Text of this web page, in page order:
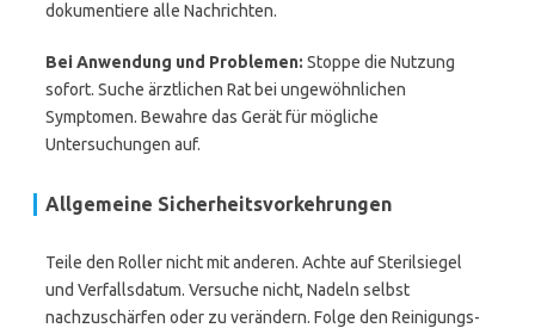
dokumentiere alle Nachrichten.
Bei Anwendung und Problemen: Stoppe die Nutzung
sofort. Suche ärztlichen Rat bei ungewöhnlichen
Symptomen. Bewahre das Gerät für mögliche
Untersuchungen auf.
Allgemeine Sicherheitsvorkehrungen
Teile den Roller nicht mit anderen. Achte auf Sterilsiegel
und Verfallsdatum. Versuche nicht, Nadeln selbst
nachzuschärfen oder zu verändern. Folge den Reinigungs-